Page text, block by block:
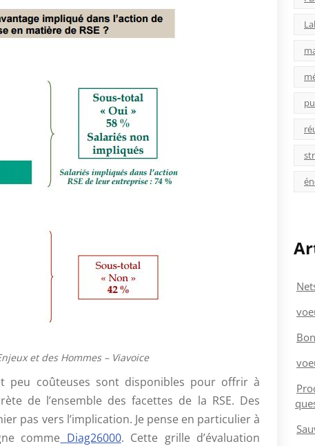
et des Hommes – Viavoice
peu coûteuses sont disponibles pour offrir à
de l’ensemble des facettes de la RSE. Des
pas vers l’implication. Je pense en particulier à
comme Diag26000. Cette grille d’évaluation